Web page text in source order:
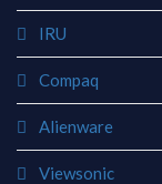
IRU
Compaq
Alienware
Viewsonic